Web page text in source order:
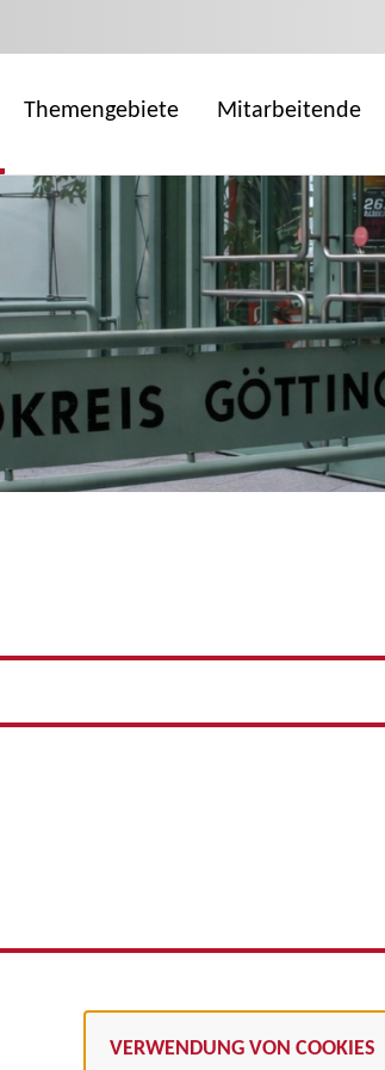
VERWENDUNG VON COOKIES
Themengebiete Mitarbeitende